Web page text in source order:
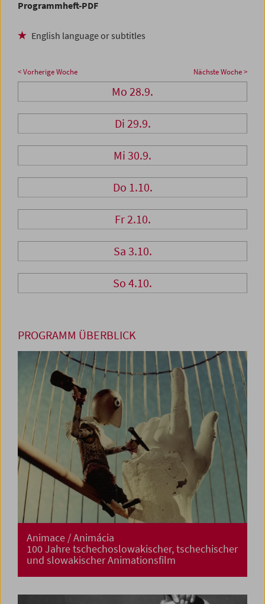
Programmheft-PDF
English language or subtitles
< Vorherige Woche Nächste Woche >
Mo 28.9.
Di 29.9.
Mi 30.9.
Do 1.10.
Fr 2.10.
Sa 3.10.
So 4.10.
PROGRAMM ÜBERBLICK
Animace / Animácia
100 Jahre tschechoslowakischer, tschechischer
und slowakischer Animationsfilm